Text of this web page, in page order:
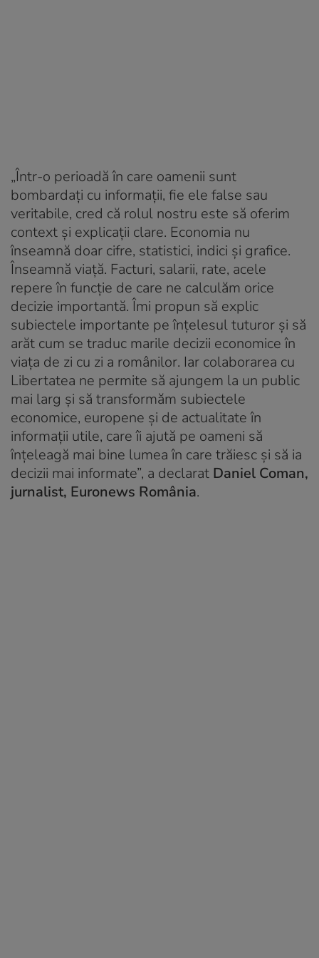
„Într-o perioadă în care oamenii sunt
bombardați cu informații, fie ele false sau
veritabile, cred că rolul nostru este să oferim
context și explicații clare. Economia nu
înseamnă doar cifre, statistici, indici și grafice.
Înseamnă viață. Facturi, salarii, rate, acele
repere în funcție de care ne calculăm orice
decizie importantă. Îmi propun să explic
subiectele importante pe înțelesul tuturor și să
arăt cum se traduc marile decizii economice în
viața de zi cu zi a românilor. Iar colaborarea cu
Libertatea ne permite să ajungem la un public
mai larg și să transformăm subiectele
economice, europene și de actualitate în
informații utile, care îi ajută pe oameni să
înțeleagă mai bine lumea în care trăiesc și să ia
decizii mai informate”, a declarat Daniel Coman,
jurnalist, Euronews România.